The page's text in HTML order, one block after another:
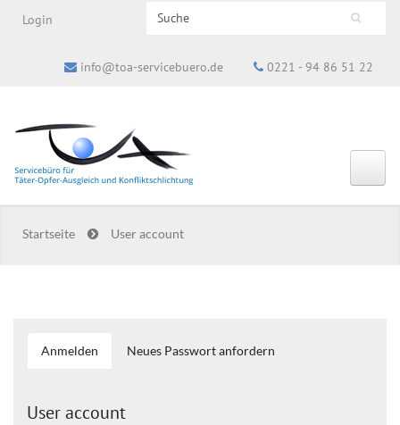
Login Suchformular
Search this site
info@toa-servicebuero.de 0221 - 94 86 51 22
Startseite User account
Haupt-Reiter
Anmelden (aktiverNeues Passwort anfordern
User account